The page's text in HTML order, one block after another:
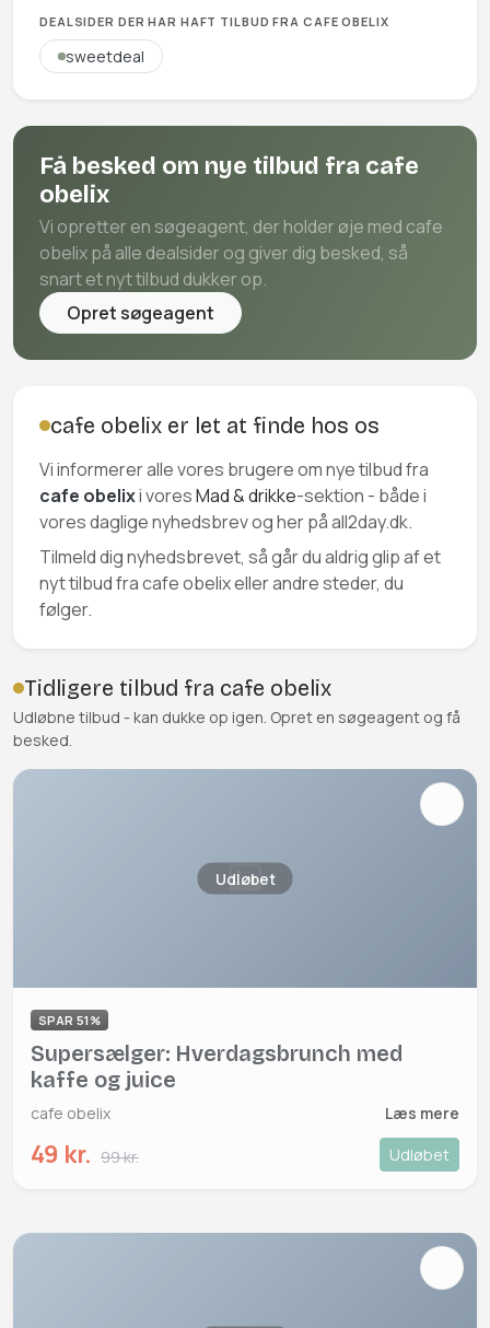
DEALSIDER DER HAR HAFT TILBUD FRA CAFE OBELIX
sweetdeal
Få besked om nye tilbud fra cafe
obelix
Vi opretter en søgeagent, der holder øje med cafe
obelix på alle dealsider og giver dig besked, så
snart et nyt tilbud dukker op.
Opret søgeagent
cafe obelix er let at finde hos os
Vi informerer alle vores brugere om nye tilbud fra
cafe obelixi voresMad & drikke-sektion - både i
vores daglige nyhedsbrev og her på all2day.dk.
Tilmeld dig nyhedsbrevet, så går du aldrig glip af et
nyt tilbud fra cafe obelix eller andre steder, du
følger.
Tidligere tilbud fra cafe obelix
Udløbne tilbud - kan dukke op igen. Opret en søgeagent og få
besked.
Udløbet
SPAR 51%
Supersælger: Hverdagsbrunch med
kaffe og juice
cafe obelix Læs mere
49 kr. 99 kr. Udløbet